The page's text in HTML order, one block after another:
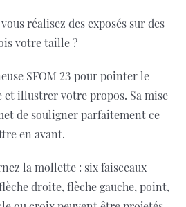
réalisez des exposés sur des
votre taille ?
SFOM 23 pour pointer le
illustrer votre propos. Sa mise
de souligner parfaitement ce
en avant.
la mollette : six faisceaux
droite, flèche gauche, point,